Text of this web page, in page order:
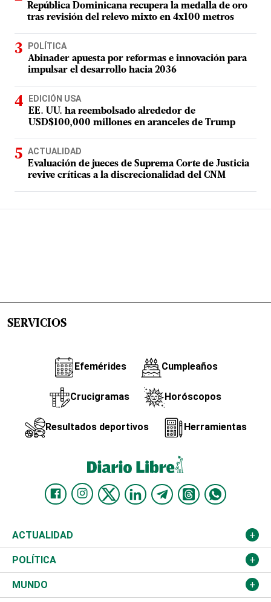
República Dominicana recupera la medalla de oro
tras revisión del relevo mixto en 4x100 metros
POLÍTICA
Abinader apuesta por reformas e innovación para
impulsar el desarrollo hacia 2036
EDICIÓN USA
EE. UU. ha reembolsado alrededor de
USD$100,000 millones en aranceles de Trump
ACTUALIDAD
Evaluación de jueces de Suprema Corte de Justicia
revive críticas a la discrecionalidad del CNM
SERVICIOS
Efemérides Cumpleaños
Crucigramas Horóscopos
Resultados deportivos Herramientas
ACTUALIDAD
Nacional
Ciudad
POLÍTICA
Partidos
MUNDO